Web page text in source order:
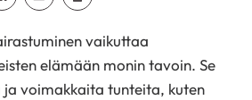
vaikuttaa
elämään monin tavoin. Se
voimakkaita tunteita, kuten